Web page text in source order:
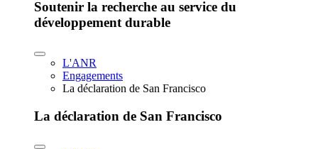
Soutenir la recherche au service du
développement durable
L'ANR
Engagements
La déclaration de San Francisco
La déclaration de San Francisco